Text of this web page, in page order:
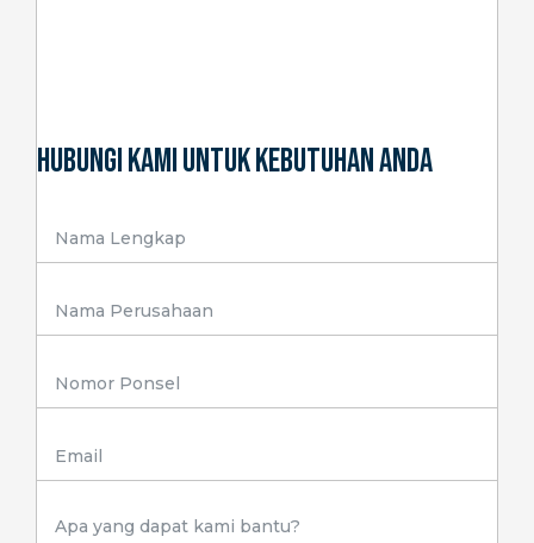
Hubungi Kami Untuk Kebutuhan Anda